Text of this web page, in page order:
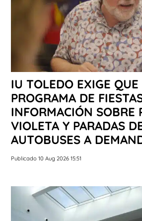
IU TOLEDO EXIGE QUE
PROGRAMA DE
INFORMACIÓN SOBRE
VIOLETA Y PARADAS
AUTOBUSES A
Publicado 10 Aug 2026 15:51